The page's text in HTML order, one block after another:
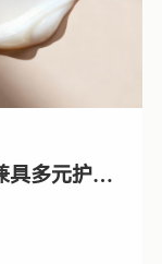
具多元护肤